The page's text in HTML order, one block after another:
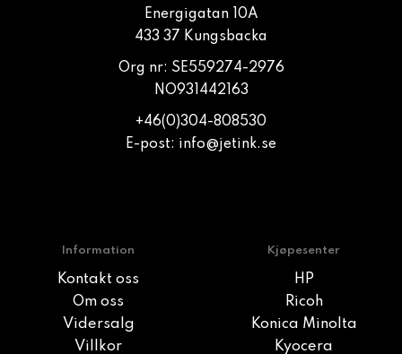
Energigatan 10A
433 37 Kungsbacka
Org nr: SE559274-2976
NO931442163
+46(0)304-808530
E-post: info@jetink.se
Information
Kontakt oss
Om oss
Vidersalg
Villkor
Kjøpesenter
HP
Ricoh
Konica Minolta
Kyocera